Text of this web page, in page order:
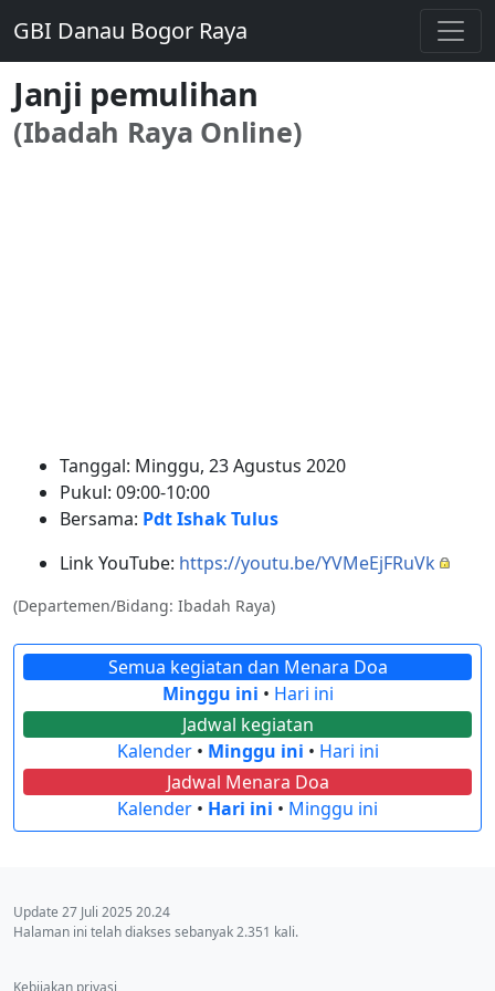
GBI Danau Bogor Raya
Janji pemulihan
(Ibadah Raya Online)
Tanggal: Minggu, 23 Agustus 2020
Pukul: 09:00-10:00
Bersama: Pdt Ishak Tulus
Link YouTube: https://youtu.be/YVMeEjFRuVk
(Departemen/Bidang: Ibadah Raya)
Semua kegiatan dan Menara Doa
Minggu ini • Hari ini
Jadwal kegiatan
Kalender• Minggu ini • Hari ini
Jadwal Menara Doa
Kalender • Hari ini • Minggu ini
Update 27 Juli 2025 20.24
Halaman ini telah diakses sebanyak 2.351 kali.